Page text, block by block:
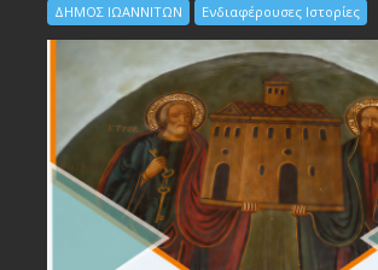
ΔΗΜΟΣ ΙΩΑΝΝΙΤΩΝ Ενδιαφέρουσες Ιστορίες